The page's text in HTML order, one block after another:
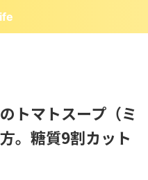
トマトスープ（ミ
。糖質9割カット